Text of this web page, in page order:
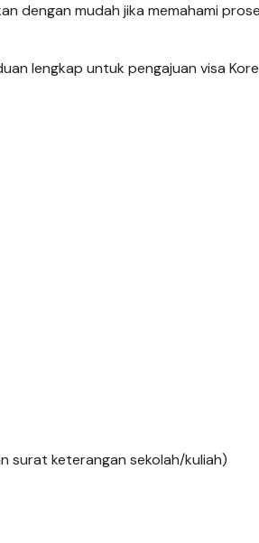
dengan mudah jika memahami
lengkap untuk pengajuan visa
surat keterangan sekolah/kuliah)